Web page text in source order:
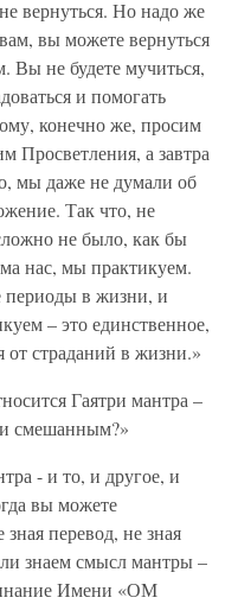
вернуться. Но надо же
вы можете вернуться
Вы не будете мучиться,
и помогать
конечно же, просим
Просветления, а завтра
мы даже не думали об
Так что, не
не было, как бы
нас, мы практикуем.
периоды в жизни, и
– это единственное,
страданий в жизни.»
Гаятри мантра –
смешанным?»
- и то, и другое, и
вы можете
перевод, не зная
знаем смысл мантры –
Имени «ОМ